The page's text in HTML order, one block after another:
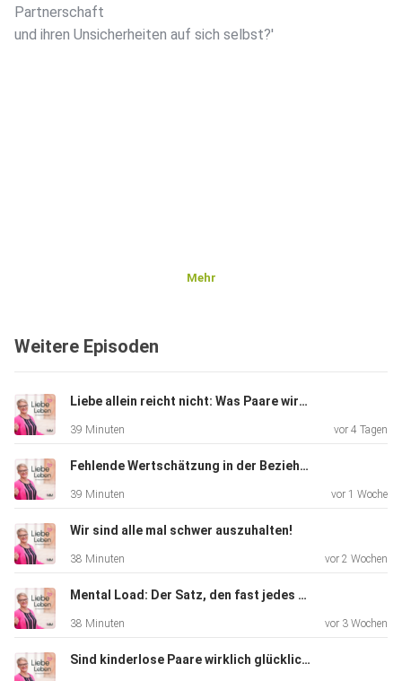
Partnerschaft
und ihren Unsicherheiten auf sich selbst?'
Mehr
Weitere Episoden
Liebe allein reicht nicht: Was Paare wirklich brauchen
39 Minuten vor 4 Tagen
Fehlende Wertschätzung in der Beziehung
39 Minuten vor 1 Woche
Wir sind alle mal schwer auszuhalten!
38 Minuten vor 2 Wochen
Mental Load: Der Satz, den fast jedes Paar kennt
38 Minuten vor 3 Wochen
Sind kinderlose Paare wirklich glücklicher? Was Studien sagen...